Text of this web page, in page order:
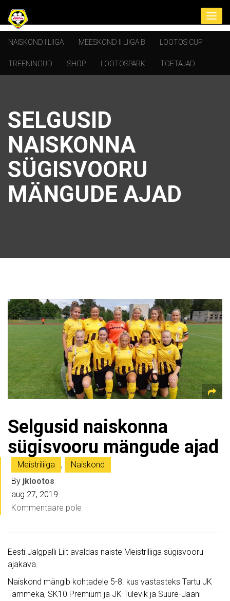
NAISKOND I LIIGA MEESKOND II LIIGA B LOOTOS CUP
TREENINGUD SHOP LOOTOSPARK TOETAJAD
SELGUSID
NAISKONNA
SÜGISVOORU
MÄNGUDE AJAD
Selgusid naiskonna
sügisvooru mängude ajad
Meistriliiga ,
Naiskond
By jklootos
aug 27, 2019
Kommentaare pole
Eesti Jalgpalli Liit avaldas naiste Meistriliiga sügisvooru
ajakava.
Naiskond mängib kohtadele 5-8. kus vastasteks Tartu JK
Tammeka, SK10 Premium ja JK Tulevik ja Suure-Jaani